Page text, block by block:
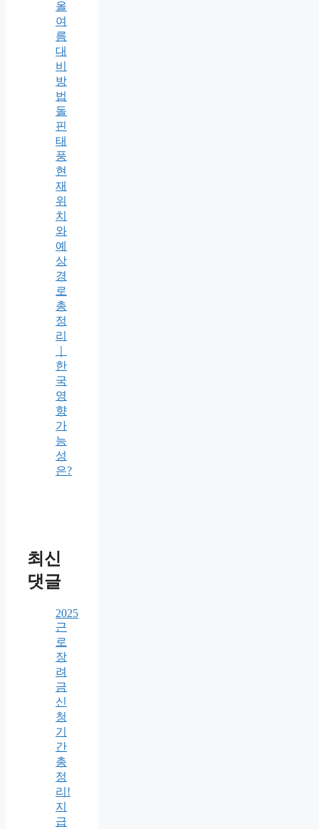
올
여
름
대
비
방
법
돌
핀
태
풍
현
재
위
치
와
예
상
경
로
총
정
리
한
국
영
향
가
능
성
은?
최신
댓글
2025
근
로
장
려
금
신
청
기
간
총
정
리!
지
급